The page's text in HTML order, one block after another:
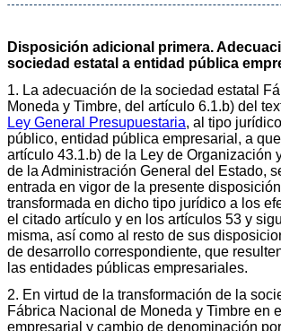
Disposición adicional primera.
sociedad estatal a entidad pública
1. La adecuación de la sociedad estatal
Moneda y Timbre, del artículo 6.1.b) del
Ley General Presupuestaria, al tipo
público, entidad pública empresarial, a
artículo 43.1.b) de la Ley de Organización
de la Administración General del Estado,
entrada en vigor de la presente
transformada en dicho tipo jurídico a los
el citado artículo y en los artículos 53 y
misma, así como al resto de sus
de desarrollo correspondiente, que
las entidades públicas empresariales.
2. En virtud de la transformación de la
Fábrica Nacional de Moneda y Timbre en
empresarial y cambio de denominación